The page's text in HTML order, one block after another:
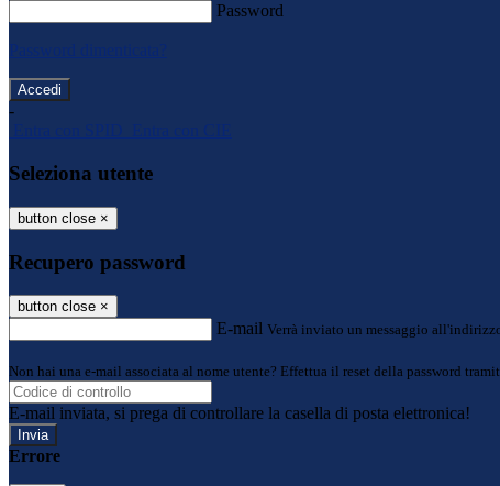
Password
Password dimenticata?
-
Entra con SPID
Entra con CIE
Seleziona utente
button close ×
Recupero password
button close ×
E-mail Verrà inviato un messaggio
Non hai una e-mail associata al nome utente? Effettua il reset della password
E-mail inviata, si prega di controllare la casella di posta elettronica!
Errore